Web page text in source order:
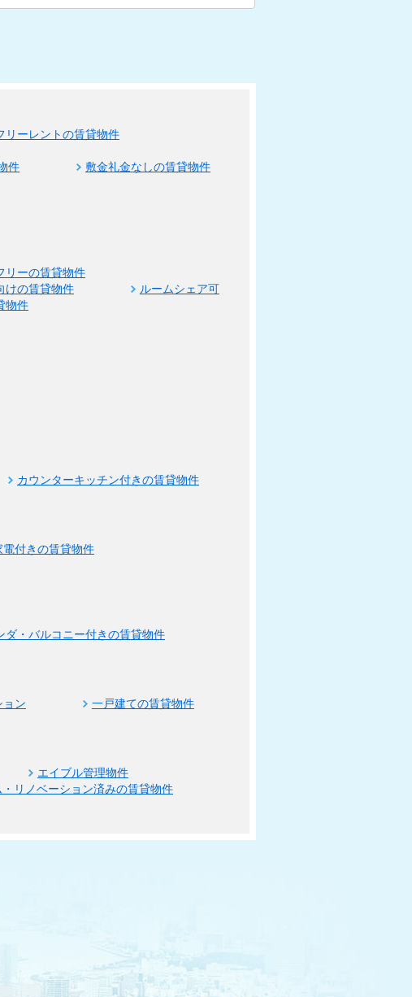
リーレントの賃貸物件
件 敷金礼金なしの賃貸物件
リーの賃貸物件
けの賃貸物件
ルームシェア可
物件
カウンターキッチン付きの賃貸物件
電付きの賃貸物件
ダ・バルコニー付きの賃貸物件
ョン
一戸建ての賃貸物件
エイブル管理物件
・リノベーション済みの賃貸物件